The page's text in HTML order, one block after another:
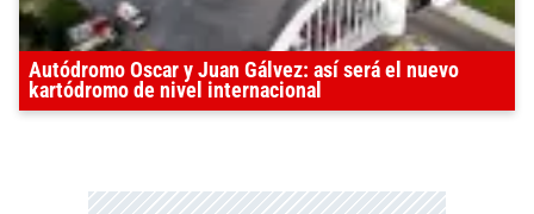
Autódromo Oscar y Juan Gálvez: así será el nuevo
kartódromo de nivel internacional